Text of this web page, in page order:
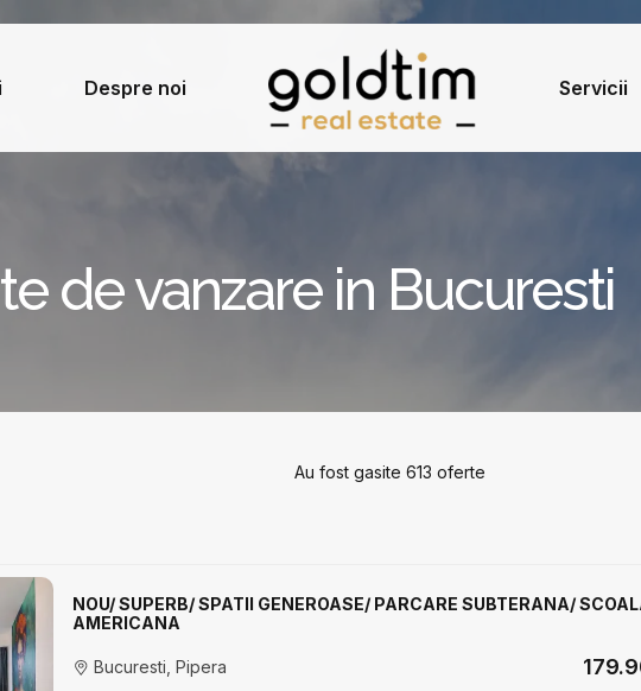
Despre noi Servicii
de vanzare in Bucuresti
Au fost gasite 613 oferte
NOU/ SUPERB/ SPATII GENEROASE/ PARCARE SUBTERANA/
AMERICANA
Bucuresti, Pipera